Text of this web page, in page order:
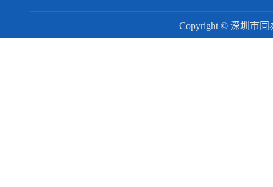
Copyright © 深圳市同